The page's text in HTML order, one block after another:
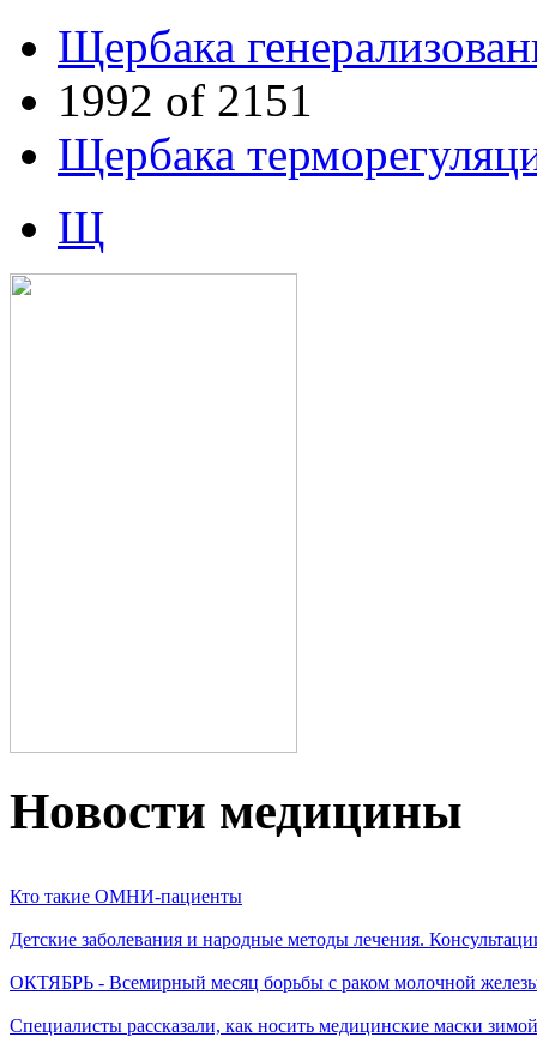
Щербака
1992 of 2151
Щербака
Щ
Новости медицины
Кто такие ОМНИ-пациенты
Детские заболевания и народные методы лечения.
ОКТЯБРЬ - Всемирный месяц борьбы с раком молочной
Специалисты рассказали, как носить медицинские маски зимой